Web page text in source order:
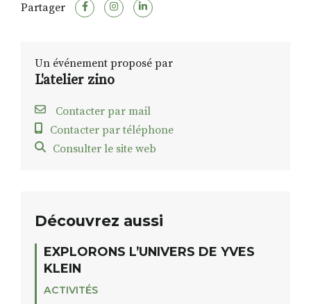
Partager
Un événement proposé par
L'atelier zino
Contacter par mail
Contacter par téléphone
Consulter le site web
Découvrez aussi
EXPLORONS L’UNIVERS DE YVES
KLEIN
ACTIVITÉS